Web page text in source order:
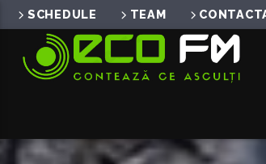
SCHEDULE TEAM
ACUM ÎN DIRECT